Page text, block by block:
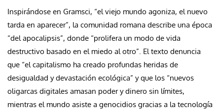
Inspirándose en Gramsci, “el viejo mundo agoniza, el nuevo
tarda en aparecer”, la comunidad romana describe una época
“del apocalipsis”, donde “prolifera un modo de vida
destructivo basado en el miedo al otro”. El texto denuncia
que “el capitalismo ha creado profundas heridas de
desigualdad y devastación ecológica” y que los “nuevos
oligarcas digitales amasan poder y dinero sin límites,
mientras el mundo asiste a genocidios gracias a la tecnología